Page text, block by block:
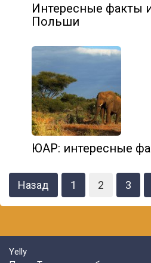
Интересные факты
Польши
ЮАР: интересные
Навигация
по
записям
Назад 1 2 3
Yelly